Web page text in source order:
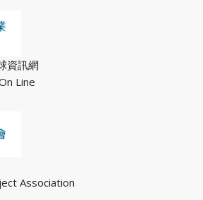
資訊網
Line
Association